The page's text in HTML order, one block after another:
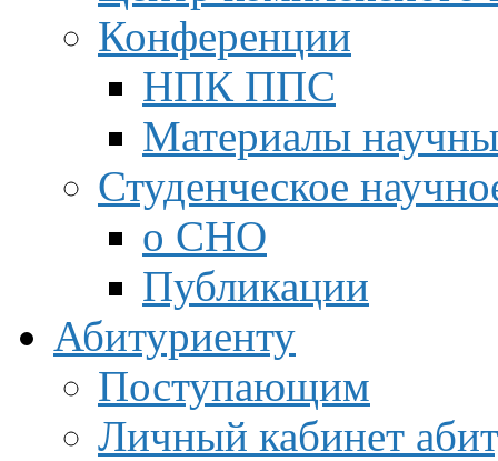
Конференции
НПК ППС
Материалы
Студенческое
о СНО
Публикации
Абитуриенту
Поступающим
Личный кабинет